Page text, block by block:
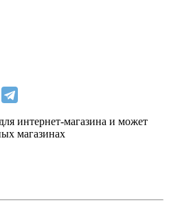
интернет-магазина и может
магазинах